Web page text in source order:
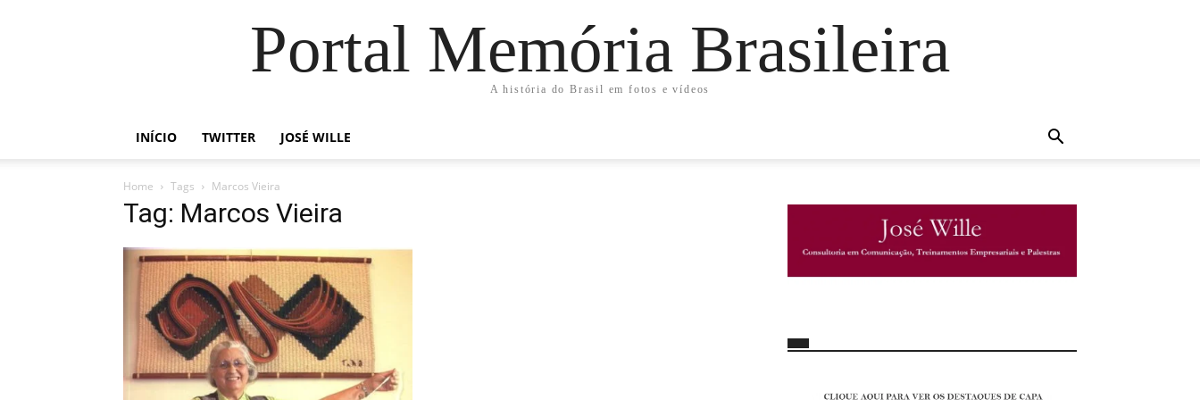
Portal Memória Brasileira
A história do Brasil em fotos e vídeos
INÍCIO TWITTER JOSÉ WILLE
Home Tags Marcos Vieira
Tag: Marcos Vieira
http://josewille.com.br